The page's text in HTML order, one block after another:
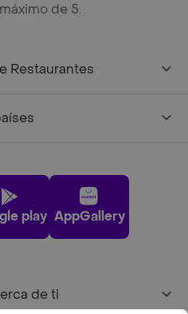
de 5.
Restaurantes
play AppGallery
de ti